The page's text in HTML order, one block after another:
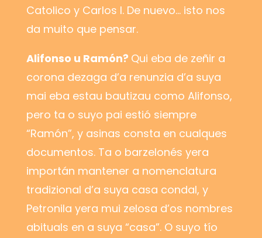
Catolico y Carlos I. De nuevo… isto nos
da muito que pensar.
Alifonso u Ramón? Qui eba de zeñir a
corona dezaga d’a renunzia d’a suya
mai eba estau bautizau como Alifonso,
pero ta o suyo pai estió siempre
“Ramón”, y asinas consta en cualques
documentos. Ta o barzelonés yera
importán mantener a nomenclatura
tradizional d’a suya casa condal, y
Petronila yera mui zelosa d’os nombres
abituals en a suya “casa”. O suyo tío